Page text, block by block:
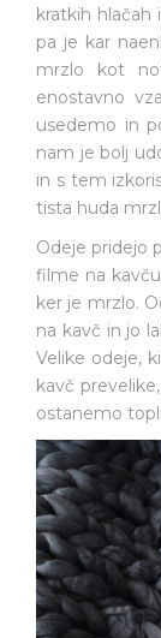
kratkih
pa je kar
mrzlo kot
enostavno
usedemo in
nam je bolj
in s tem
tista huda
Odeje pridejo
filme na
ker je mrzlo.
na kavč in jo
Velike odeje,
kavč
ostanemo